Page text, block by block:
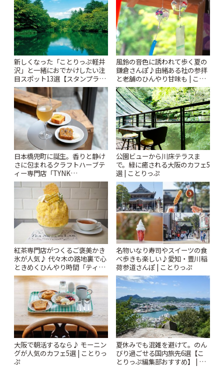
新しくなった「ことりっぷ軽井
沢」と一緒におでかけしたい注
目スポット13選【スタンプラリ
ー開催中】 | ことりっぷ
風鈴の音色に誘われて歩く夏の
鎌倉さんぽ♪由緒ある社の参拝
と老舗のひんやり甘味も | こと
りっぷ
日本橋兜町に誕生。香りと静け
さに包まれるクラフトハーブテ
ィー専門店「TYNK
Kabutocho」 | ことりっぷ
公園ビューから川床テラスま
で。緑に癒される大阪のカフェ5
選 | ことりっぷ
紅茶専門店がつくるご褒美かき
氷が人気♪ 代々木の路地裏で心
ときめくひんやり時間「ティー
スイーツ ラボ コンテナート」 |
ことりっぷ
名物いなり寿司やスイーツの食
べ歩きも楽しい♪愛知・豊川稲
荷参道さんぽ | ことりっぷ
大阪で朝活するなら♪ モーニン
グが人気のカフェ5選 | ことりっ
ぷ
夏休みでも混雑を避けて。のん
びり過ごせる国内旅先6選【こ
とりっぷ編集部おすすめ】 | こ